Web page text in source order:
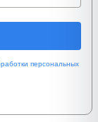
персональных